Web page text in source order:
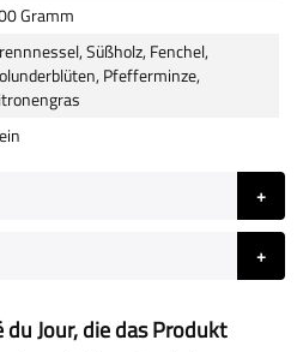
Gramm
Süßholz, Fenchel,
Pfefferminze,
du Jour, die das Produkt